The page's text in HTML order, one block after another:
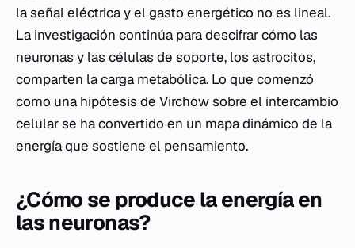
la señal eléctrica y el gasto energético no es lineal.
La investigación continúa para descifrar cómo las
neuronas y las células de soporte, los astrocitos,
comparten la carga metabólica. Lo que comenzó
como una hipótesis de Virchow sobre el intercambio
celular se ha convertido en un mapa dinámico de la
energía que sostiene el pensamiento.
¿Cómo se produce la energía en
las neuronas?